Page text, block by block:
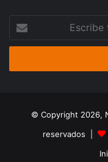
correo
© Copyright 2026,
reservados |